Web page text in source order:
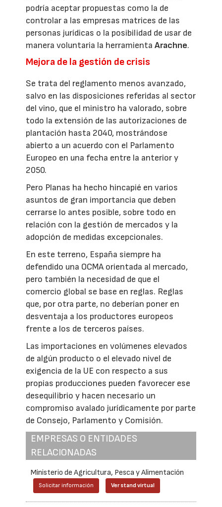
podría aceptar propuestas como la de
controlar a las empresas matrices de las
personas jurídicas o la posibilidad de usar de
manera voluntaria la herramientaArachne.
Mejora de la gestión de crisis
Se trata del reglamento menos avanzado,
salvo en las disposiciones referidas al sector
del vino, que el ministro ha valorado, sobre
todo la extensión de las autorizaciones de
plantación hasta 2040, mostrándose
abierto a un acuerdo con el Parlamento
Europeo en una fecha entre la anterior y
2050.
Pero Planas ha hecho hincapié en varios
asuntos de gran importancia que deben
cerrarse lo antes posible, sobre todo en
relación con la gestión de mercados y la
adopción de medidas excepcionales.
En este terreno, España siempre ha
defendido una OCMA orientada al mercado,
pero también la necesidad de que el
comercio global se base en reglas. Reglas
que, por otra parte, no deberían poner en
desventaja a los productores europeos
frente a los de terceros países.
Las importaciones en volúmenes elevados
de algún producto o el elevado nivel de
exigencia de la UE con respecto a sus
propias producciones pueden favorecer ese
desequilibrio y hacen necesario un
compromiso avalado jurídicamente por parte
de Consejo, Parlamento y Comisión.
EMPRESAS O ENTIDADES
RELACIONADAS
Ministerio de Agricultura, Pesca y Alimentación
Solicitar información Ver stand virtual